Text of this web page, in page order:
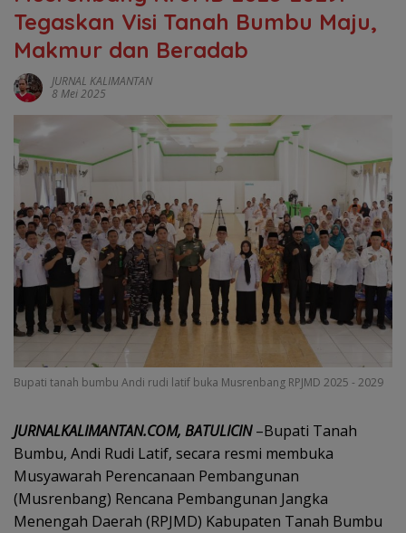
Tegaskan Visi Tanah Bumbu Maju,
Makmur dan Beradab
JURNAL KALIMANTAN
8 Mei 2025
Bupati tanah bumbu Andi rudi latif buka Musrenbang RPJMD 2025 - 2029
JURNALKALIMANTAN.COM, BATULICIN–Bupati Tanah
Bumbu, Andi Rudi Latif, secara resmi membuka
Musyawarah Perencanaan Pembangunan
(Musrenbang) Rencana Pembangunan Jangka
Menengah Daerah (RPJMD) Kabupaten Tanah Bumbu